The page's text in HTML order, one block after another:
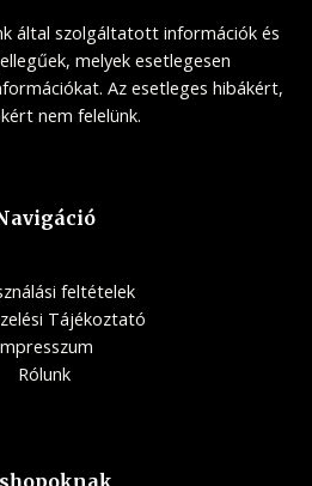
által szolgáltatott információk és
melyek esetlegesen
Az esetleges hibákért,
nem felelünk.
feltételek
Tájékoztató
Rólunk